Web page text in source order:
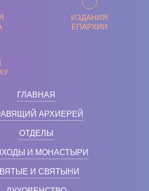
ИЗДАНИЯ
ЕПАРХИИ
ГЛАВНАЯ
АРХИЕРЕЙ
ОТДЕЛЫ
И МОНАСТЫРИ
И СВЯТЫНИ